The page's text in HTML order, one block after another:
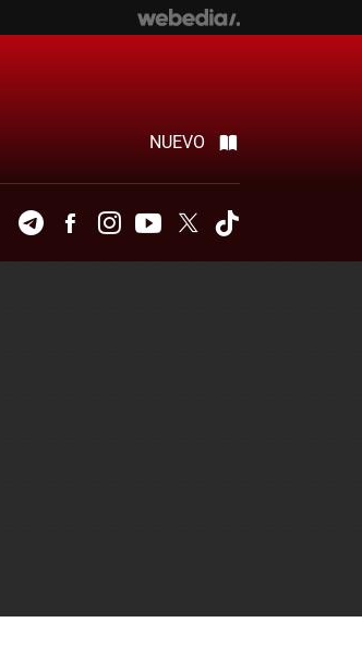
NUEVO
TelegramFacebookInstagramYoutubeTwitter